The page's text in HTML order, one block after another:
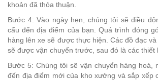
khoản đã thỏa thuận.
Bước 4: Vào ngày hẹn, chúng tôi sẽ điều
cẩu đến địa điểm của bạn. Quá trình đóng
hàng lên xe sẽ được thực hiện. Các đồ đạc
sẽ được vận chuyển trước, sau đó là các thiết
Bước 5: Chúng tôi sẽ vận chuyển hàng hoá,
đến địa điểm mới của kho xưởng và sắp xếp